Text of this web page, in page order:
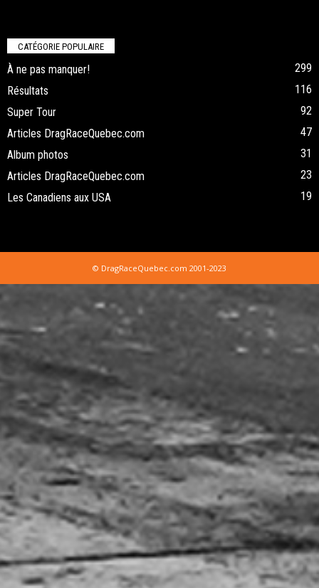
CATÉGORIE POPULAIRE
À ne pas manquer!
299
Résultats
116
Super Tour
92
Articles DragRaceQuebec.com
47
Album photos
31
Articles DragRaceQuebec.com
23
Les Canadiens aux USA
19
© DragRaceQuebec.com 2001-2023